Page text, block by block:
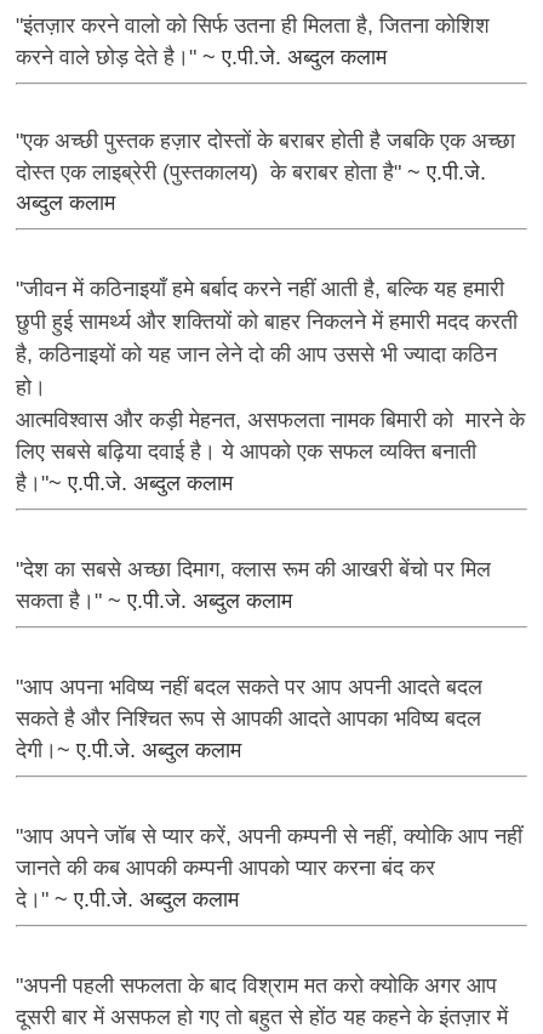
"इंतज़ार करने वालो को सिर्फ उतना ही मिलता है, जितना कोशिश
करने वाले छोड़ देते है।"~ ए.पी.जे. अब्दुल कलाम
"एक अच्छी पुस्तक हज़ार दोस्तों के बराबर होती है जबकि एक अच्छा
दोस्त एक लाइब्रेरी (पुस्तकालय) के बराबर होता है"~ ए.पी.जे.
अब्दुल कलाम
"जीवन में कठिनाइयाँ हमे बर्बाद करने नहीं आती है, बल्कि यह हमारी
छुपी हुई सामर्थ्य और शक्तियों को बाहर निकलने में हमारी मदद करती
है, कठिनाइयों को यह जान लेने दो की आप उससे भी ज्यादा कठिन
हो।
आत्मविश्वास और कड़ी मेहनत, असफलता नामक बिमारी को मारने के
लिए सबसे बढ़िया दवाई है। ये आपको एक सफल व्यक्ति बनाती
है।"~ ए.पी.जे. अब्दुल कलाम
"देश का सबसे अच्छा दिमाग, क्लास रूम की आखरी बेंचो पर मिल
सकता है।"~ ए.पी.जे. अब्दुल कलाम
"आप अपना भविष्य नहीं बदल सकते पर आप अपनी आदते बदल
सकते है और निश्चित रूप से आपकी आदते आपका भविष्य बदल
देगी।~ ए.पी.जे. अब्दुल कलाम
"आप अपने जॉब से प्यार करें, अपनी कम्पनी से नहीं, क्योकि आप नहीं
जानते की कब आपकी कम्पनी आपको प्यार करना बंद कर
दे।"~ ए.पी.जे. अब्दुल कलाम
"अपनी पहली सफलता के बाद विश्राम मत करो क्योकि अगर आप
दूसरी बार में असफल हो गए तो बहुत से होंठ यह कहने के इंतज़ार में